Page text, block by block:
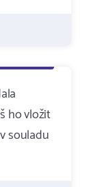
ho vložit
souladu